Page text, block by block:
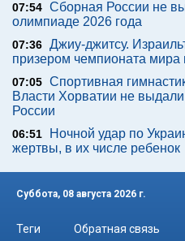
07:54 Сборная России не
олимпиаде 2026 года
07:36 Джиу-джитсу.
призером чемпионата мира
07:05 Спортивная
Власти Хорватии не
России
06:51
Ночной удар по
жертвы, в их числе ребенок
Суббота, 08 августа 2026 г.
Теги Обратная связь